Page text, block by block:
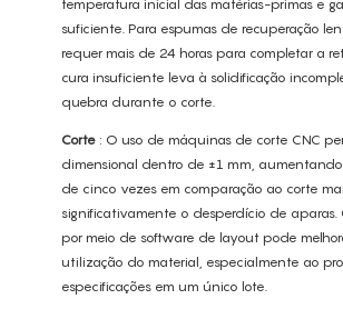
temperatura inicial das matérias-primas e
suficiente. Para espumas de recuperação
requer mais de 24 horas para completar a
cura insuficiente leva à solidificação
quebra durante o corte.
Corte : O uso de máquinas de corte CNC
dimensional dentro de ±1 mm,
de cinco vezes em comparação ao corte
significativamente o desperdício de
por meio de software de layout pode
utilização do material, especialmente ao
especificações em um único lote.